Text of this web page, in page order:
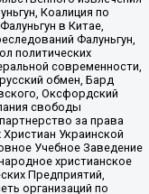
Коалиция по
в Китае,
Фалуньгун,
политических
современности,
обмен, Бард
Оксфордский
свободы
за права
Украинской
Учебное Заведение
христианское
Предприятий,
организаций по